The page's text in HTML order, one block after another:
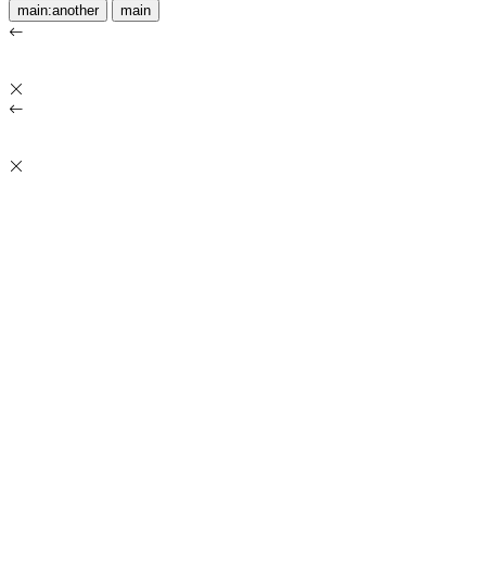
main:another main